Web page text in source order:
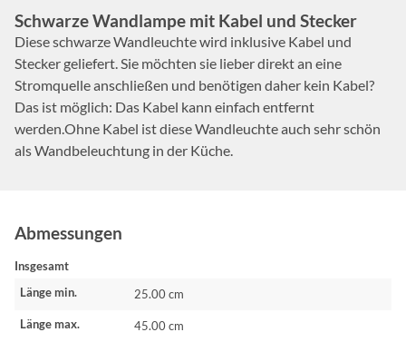
Schwarze Wandlampe mit Kabel und Stecker
Diese schwarze Wandleuchte wird inklusive Kabel und
Stecker geliefert. Sie möchten sie lieber direkt an eine
Stromquelle anschließen und benötigen daher kein Kabel?
Das ist möglich: Das Kabel kann einfach entfernt
werden.Ohne Kabel ist diese Wandleuchte auch sehr schön
als Wandbeleuchtung in der Küche.
Abmessungen
Insgesamt
Länge min.
25.00 cm
Länge max. 45.00 cm